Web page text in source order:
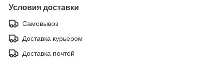
Условия доставки
Самовывоз
Доставка курьером
Доставка почтой